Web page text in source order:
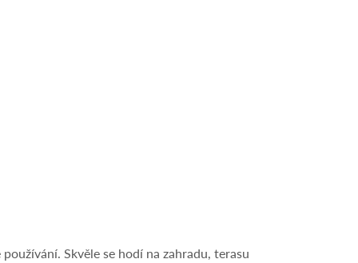
Skvěle se hodí na zahradu, terasu